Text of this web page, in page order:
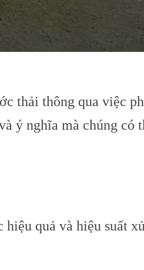
thải thông qua việc
ý nghĩa mà chúng có
quả và hiệu suất